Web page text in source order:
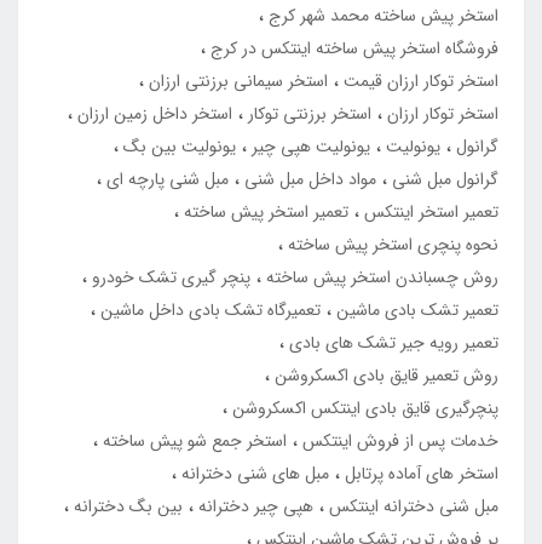
استخر پیش ساخته محمد شهر کرج
فروشگاه استخر پیش ساخته اینتکس در کرج
استخر توکار ارزان قیمت
استخر سیمانی برزنتی ارزان
استخر توکار ارزان
استخر برزنتی توکار
استخر داخل زمین ارزان
گرانول یونولیت یونولیت هپی چیر یونولیت بین بگ
گرانول مبل شنی
مواد داخل مبل شنی
مبل شنی پارچه ای
تعمیر استخر اینتکس تعمیر استخر پیش ساخته
نحوه پنچری استخر پیش ساخته
روش چسباندن استخر پیش ساخته پنچر گیری تشک خودرو
تعمیر تشک بادی ماشین تعمیرگاه تشک بادی داخل ماشین
تعمیر رویه جیر تشک های بادی
روش تعمیر قایق بادی اکسکروشن
پنچرگیری قایق بادی اینتکس اکسکروشن
خدمات پس از فروش اینتکس
استخر جمع شو پیش ساخته
استخر های آماده پرتابل مبل های شنی دخترانه
مبل شنی دخترانه اینتکس هپی چیر دخترانه
بین بگ دخترانه